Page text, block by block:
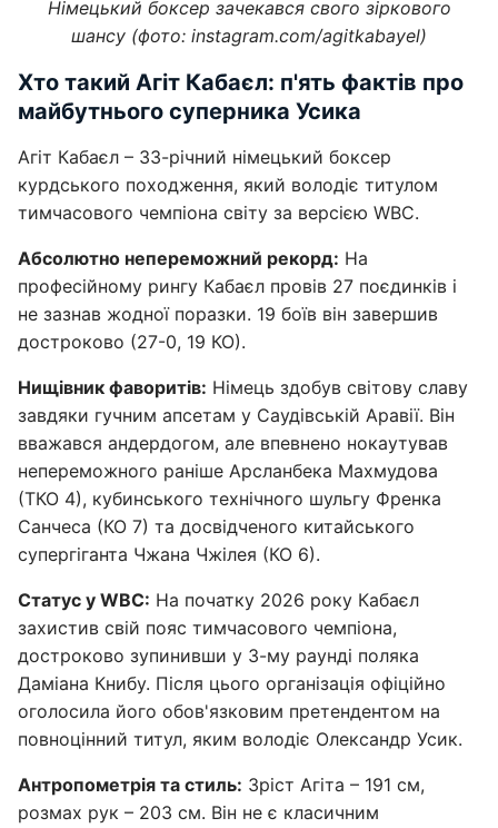
Німецький боксер зачекався свого зіркового
шансу (фото: instagram.com/agitkabayel)
Хто такий Агіт Кабаєл: п'ять фактів про
майбутнього суперника Усика
Агіт Кабаєл – 33-річний німецький боксер
курдського походження, який володіє титулом
тимчасового чемпіона світу за версією WBC.
Абсолютно непереможний рекорд: На
професійному рингу Кабаєл провів 27 поєдинків і
не зазнав жодної поразки. 19 боїв він завершив
достроково (27-0, 19 КО).
Нищівник фаворитів: Німець здобув світову славу
завдяки гучним апсетам у Саудівській Аравії. Він
вважався андердогом, але впевнено нокаутував
непереможного раніше Арсланбека Махмудова
(ТКО 4), кубинського технічного шульгу Френка
Санчеса (КО 7) та досвідченого китайського
супергіганта Чжана Чжілея (КО 6).
Статус у WBC: На початку 2026 року Кабаєл
захистив свій пояс тимчасового чемпіона,
достроково зупинивши у 3-му раунді поляка
Даміана Книбу. Після цього організація офіційно
оголосила його обов'язковим претендентом на
повноцінний титул, яким володіє Олександр Усик.
Антропометрія та стиль: Зріст Агіта – 191 см,
розмах рук – 203 см. Він не є класичним